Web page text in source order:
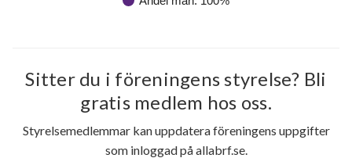
Sitter du i föreningens styrelse? Bli
gratis medlem hos oss.
Styrelsemedlemmar kan uppdatera föreningens uppgifter
som inloggad på allabrf.se.